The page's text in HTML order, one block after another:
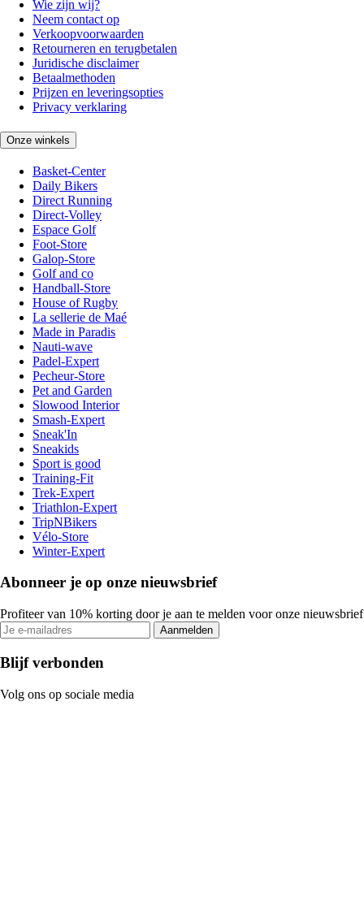
Wie zijn wij?
Neem contact op
Verkoopvoorwaarden
Retourneren en terugbetalen
Juridische disclaimer
Betaalmethoden
Prijzen en leveringsopties
Privacy verklaring
Onze winkels
Basket-Center
Daily Bikers
Direct Running
Direct-Volley
Espace Golf
Foot-Store
Galop-Store
Golf and co
Handball-Store
House of Rugby
La sellerie de Maé
Made in Paradis
Nauti-wave
Padel-Expert
Pecheur-Store
Pet and Garden
Slowood Interior
Smash-Expert
Sneak'In
Sneakids
Sport is good
Training-Fit
Trek-Expert
Triathlon-Expert
TripNBikers
Vélo-Store
Winter-Expert
Abonneer je op onze nieuwsbrief
Profiteer van 10% korting door je aan te melden voor onze nieuwsbrief
Aanmelden
Blijf verbonden
Volg ons op sociale media